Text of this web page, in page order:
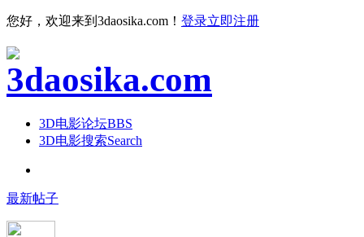
您好，欢迎来到3daosika.com！ 登录立即注册
3D电影论坛BBS
3D电影搜索Search
最新帖子